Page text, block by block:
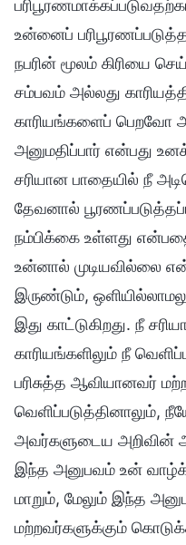
உன்னைப்
நபரின் மூலம் கிரியை
சம்பவம் அல்லது
காரியங்களைப் பெறவோ
அனுமதிப்பார் என்பது
சரியான பாதையில் நீ
தேவனால்
நம்பிக்கை உள்ளது
உன்னால் முடியவில்லை
இருண்டும்,
இது காட்டுகிறது. நீ
காரியங்களிலும் நீ
பரிசுத்த ஆவியானவர்
வெளிப்படுத்தினாலும்,
அவர்களுடைய அறிவின்
இந்த அனுபவம் உன்
மாறும், மேலும் இந்த
மற்றவர்களுக்கும்